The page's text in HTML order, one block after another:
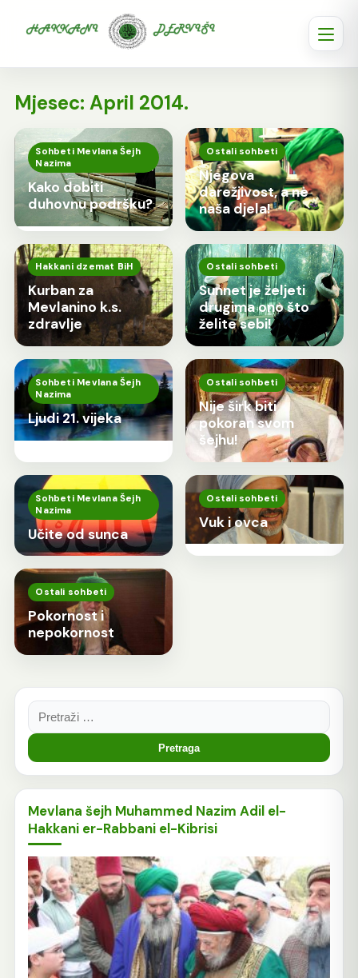
Mjesec: April 2014.
Sohbeti Mevlana Šejh
Nazima
Kako dobiti
duhovnu podršku?
Ostali sohbeti
Njegova
darežjivost, a ne
naša djela!
Hakkani dzemat BiH
Kurban za
Mevlanino k.s.
zdravlje
Ostali sohbeti
Sunnet je željeti
drugima ono što
želite sebi!
Sohbeti Mevlana Šejh
Nazima
Ljudi 21. vijeka
Ostali sohbeti
Nije širk biti
pokoran svom
šejhu!
Sohbeti Mevlana Šejh
Nazima
Učite od sunca
Ostali sohbeti
Vuk i ovca
Ostali sohbeti
Pokornost i
nepokornost
Pretraga:
Mevlana šejh Muhammed Nazim Adil el-
Hakkani er-Rabbani el-Kibrisi